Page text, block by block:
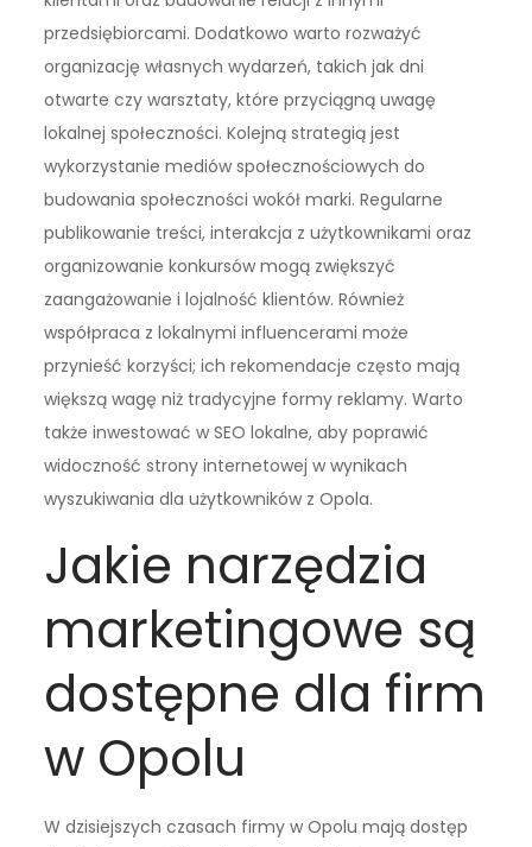
przedsiębiorcami. Dodatkowo warto rozważyć
organizację własnych wydarzeń, takich jak dni
otwarte czy warsztaty, które przyciągną uwagę
lokalnej społeczności. Kolejną strategią jest
wykorzystanie mediów społecznościowych do
budowania społeczności wokół marki. Regularne
publikowanie treści, interakcja z użytkownikami oraz
organizowanie konkursów mogą zwiększyć
zaangażowanie i lojalność klientów. Również
współpraca z lokalnymi influencerami może
przynieść korzyści; ich rekomendacje często mają
większą wagę niż tradycyjne formy reklamy. Warto
także inwestować w SEO lokalne, aby poprawić
widoczność strony internetowej w wynikach
wyszukiwania dla użytkowników z Opola.
Jakie narzędzia
marketingowe są
dostępne dla firm
w Opolu
W dzisiejszych czasach firmy w Opolu mają dostęp